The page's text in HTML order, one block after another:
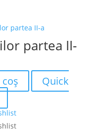
partea II-
Quick